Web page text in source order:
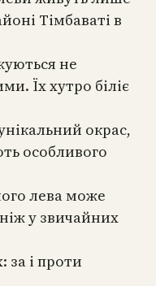
Тімбаваті в
не
Їх хутро біліє
окрас,
особливого
лева може
у звичайних
за і проти